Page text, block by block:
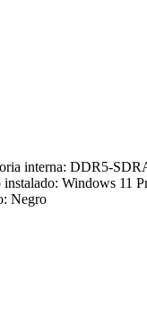
interna: DDR5-
Windows 11
Negro